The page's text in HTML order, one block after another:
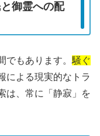
御霊への配
もあります。 騒ぐ
による現実的なトラ
は、常に「静寂」を